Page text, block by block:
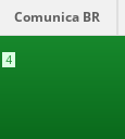
Comunica BR
4